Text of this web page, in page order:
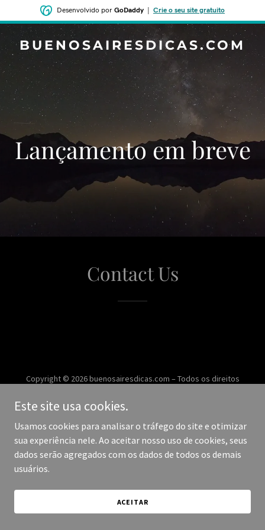
Desenvolvido por GoDaddy Crie o seu site gratuito
BUENOSAIRESDICAS.COM
‌‌Lançamento em breve
Contact Us
Copyright © 2026 buenosairesdicas.com – Todos os direitos
Este site usa cookies.
Usamos cookies para analisar o tráfego do site e otimizar
sua experiência nele. Ao aceitar nosso uso de cookies, seus
dados serão agregados com os dados de todos os demais
usuários.
ACEITAR